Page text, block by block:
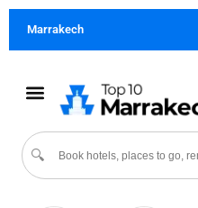
Marrakech
🔍